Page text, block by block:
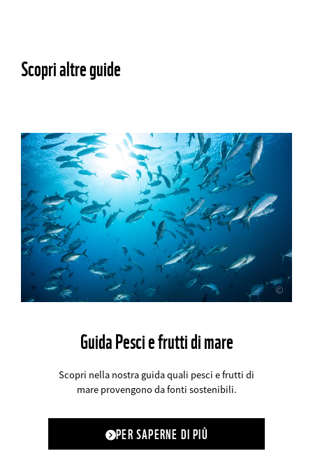
Scopri altre guide
©
Guida Pesci e frutti di mare
Scopri nella nostra guida quali pesci e frutti di
mare provengono da fonti sostenibili.
PER SAPERNE DI PIÙ